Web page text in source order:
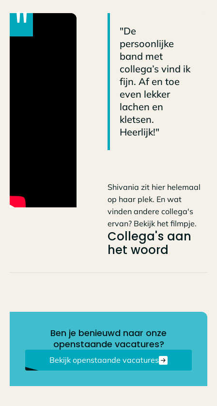
"
"De
persoonlijke
band met
collega’s vind ik
fijn. Af en toe
even lekker
lachen en
kletsen.
Heerlijk!"
Shivania zit hier helemaal
op haar plek. En wat
vinden andere collega's
ervan? Bekijk het filmpje.
Collega's aan
het woord
Ben je benieuwd naar onze
openstaande vacatures?
Bekijk openstaande vacatures